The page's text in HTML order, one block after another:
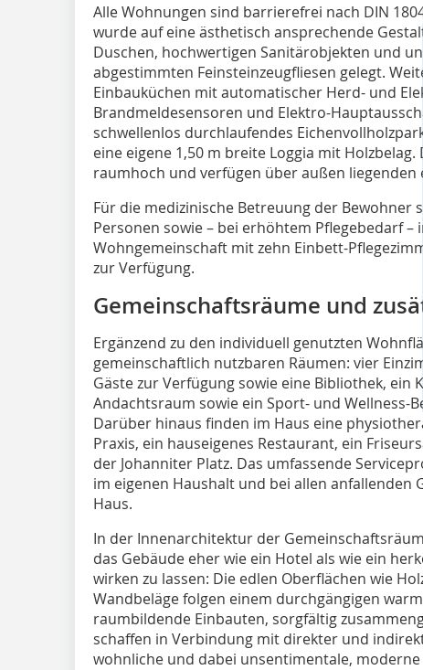
Alle Wohnungen sind barrierefrei nach DIN
wurde auf eine ästhetisch ansprechende
Duschen, hochwertigen Sanitärobjekten und
abgestimmten Feinsteinzeugfliesen gelegt.
Einbauküchen mit automatischer Herd- und
Brandmeldesensoren und Elektro-
schwellenlos durchlaufendes
eine eigene 1,50 m breite Loggia mit
raumhoch und verfügen über außen liegenden
Für die medizinische Betreuung der Bewohner
Personen sowie – bei erhöhtem Pflegebedarf –
Wohngemeinschaft mit zehn Einbett-
zur Verfügung.
Gemeinschaftsräume und
Ergänzend zu den individuell genutzten
gemeinschaftlich nutzbaren Räumen: vier
Gäste zur Verfügung sowie eine Bibliothek, ein
Andachtsraum sowie ein Sport- und Wellness-
Darüber hinaus finden im Haus eine
Praxis, ein hauseigenes Restaurant, ein
der Johanniter Platz. Das umfassende
im eigenen Haushalt und bei allen anfallenden
Haus.
In der Innenarchitektur der
das Gebäude eher wie ein Hotel als wie ein
wirken zu lassen: Die edlen Oberflächen wie
Wandbeläge folgen einem durchgängigen
raumbildende Einbauten, sorgfältig
schaffen in Verbindung mit direkter und
wohn­liche und dabei unsentimentale,